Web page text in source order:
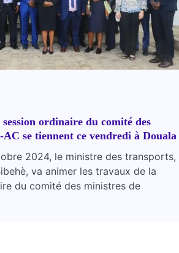
ordinaire du comité des
se tiennent ce vendredi à Douala
2024, le ministre des transports,
va animer les travaux de la
du comité des ministres de